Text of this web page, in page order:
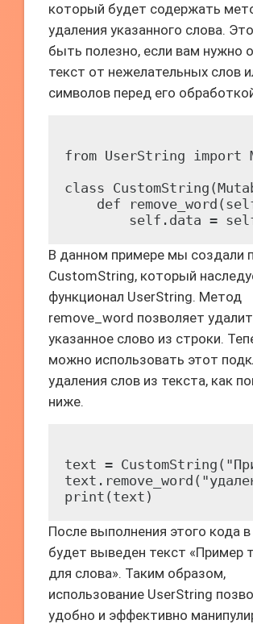
который будет содержать
удаления указанного слова.
быть полезно, если вам нужно
текст от нежелательных слов
символов перед его
from UserString import
class
def
В данном примере мы создали
CustomString, который
функционал UserString. Метод
remove_word позволяет
указанное слово из строки.
можно использовать этот
удаления слов из текста, как
ниже.
text =
После выполнения этого кода
будет выведен текст «Пример
для слова». Таким образом,
использование UserString
удобно и эффективно